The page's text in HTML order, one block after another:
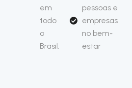
em
todo
o
Brasil.
pessoas e
empresas
no bem-
estar